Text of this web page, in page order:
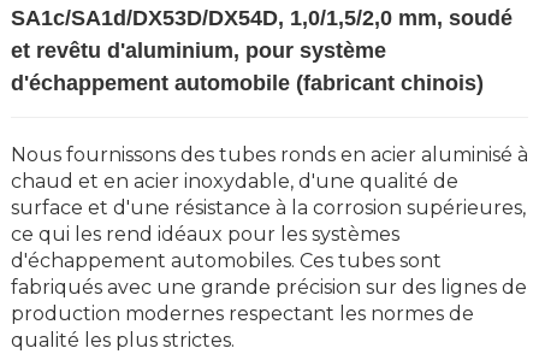
SA1c/SA1d/DX53D/DX54D, 1,0/1,5/2,0 mm, soudé
et revêtu d'aluminium, pour système
d'échappement automobile (fabricant chinois)
Nous fournissons des tubes ronds en acier aluminisé à
chaud et en acier inoxydable, d'une qualité de
surface et d'une résistance à la corrosion supérieures,
ce qui les rend idéaux pour les systèmes
d'échappement automobiles. Ces tubes sont
fabriqués avec une grande précision sur des lignes de
production modernes respectant les normes de
qualité les plus strictes.